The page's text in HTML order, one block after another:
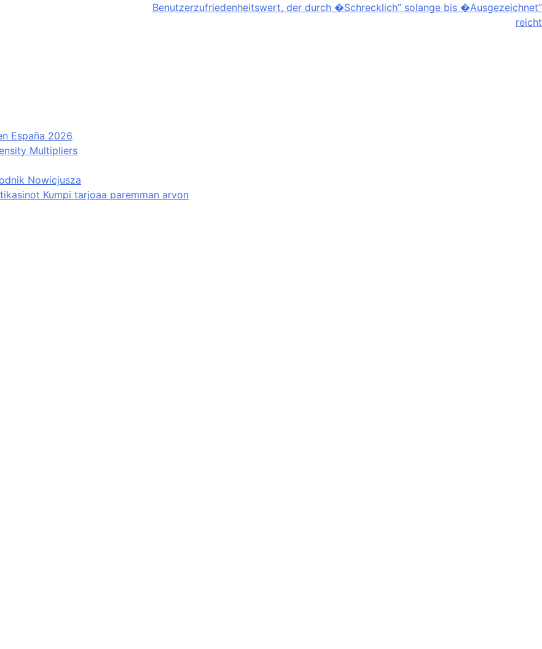
Benutzerzufriedenheitswert, der durch �Schrecklich” solange bis �Ausgezeichnet”
reicht
España 2026
Multipliers
Nowicjusza
Kumpi tarjoaa paremman arvon